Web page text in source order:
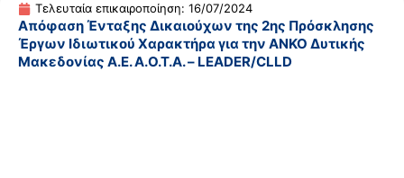
Τελευταία επικαιροποίηση: 16/07/2024
Απόφαση Ένταξης Δικαιούχων της 2ης Πρόσκλησης
Έργων Ιδιωτικού Χαρακτήρα για την ΑΝΚΟ Δυτικής
Μακεδονίας Α.Ε. Α.Ο.Τ.Α. – LEADER/CLLD